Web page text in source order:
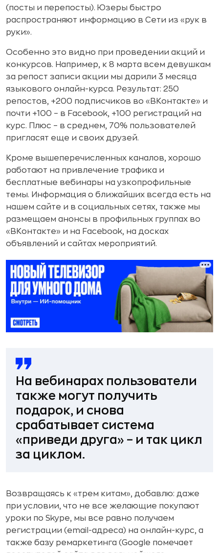
(посты и перепосты). Юзеры быстро
распространяют информацию в Сети из «рук в
руки».
Особенно это видно при проведении акций и
конкурсов. Например, к 8 марта всем девушкам
за репост записи акции мы дарили 3 месяца
языкового онлайн-курса. Результат: 250
репостов, +200 подписчиков во «ВКонтакте» и
почти +100 – в Facebook, +100 регистраций на
курс. Плюс – в среднем, 70% пользователей
пригласят еще и своих друзей.
Кроме вышеперечисленных каналов, хорошо
работают на привлечение трафика и
бесплатные вебинары на узкопрофильные
темы. Информация о ближайших всегда есть на
нашем сайте и в социальных сетях, также мы
размещаем анонсы в профильных группах во
«ВКонтакте» и на Facebook, на досках
объявлений и сайтах мероприятий.
На вебинарах пользователи
также могут получить
подарок, и снова
срабатывает система
«приведи друга» – и так цикл
за циклом.
Возвращаясь к «трем китам», добавлю: даже
при условии, что не все желающие покупают
уроки по Skype, мы все равно получаем
регистрации (email-адреса) на онлайн-курс, а
также базу ремаркетинга (Google помечает